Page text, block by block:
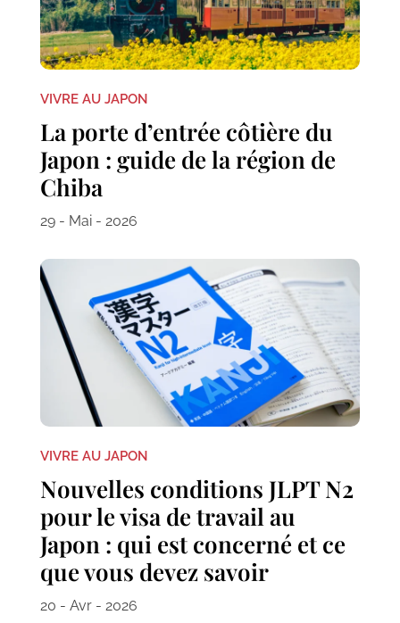
VIVRE AU JAPON
La porte d’entrée côtière du
Japon : guide de la région de
Chiba
29 - Mai - 2026
VIVRE AU JAPON
Nouvelles conditions JLPT N2
pour le visa de travail au
Japon : qui est concerné et ce
que vous devez savoir
20 - Avr - 2026